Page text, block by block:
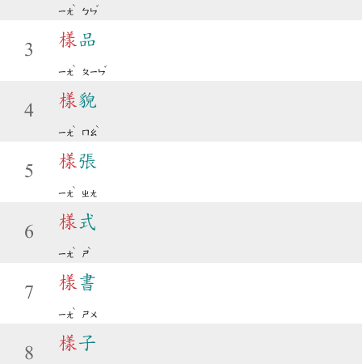
ㄧㄤ
ˋ
ㄅㄣ
ˇ
3
樣 品
ㄧㄤ
ˋ
ㄆㄧㄣ
ˇ
4
樣貌
ㄧㄤ
ˋ
ㄇㄠ
ˋ
5
樣張
ㄧㄤ
ˋ
ㄓㄤ
6
樣 式
ㄧㄤ
ˋ
ㄕ
ˋ
7
樣 書
ㄧㄤ
ˋ
ㄕㄨ
8
樣子